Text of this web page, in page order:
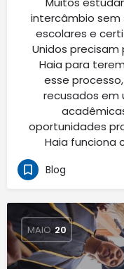
intercâmbio sem
escolares e
Unidos
Haia para
esse
recusados em
oportunidades
Haia funciona
Blog
MAIO 20